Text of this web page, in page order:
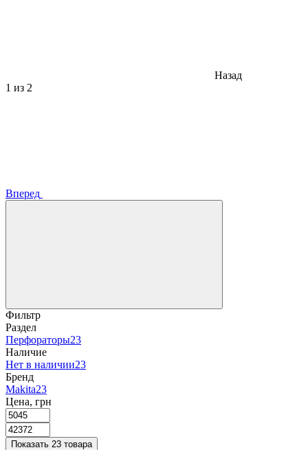
Назад
1 из 2
Вперед
Фильтр
Раздел
Перфораторы23
Наличие
Нет в наличии23
Бренд
Makita23
Цена, грн
Показать 23 товара